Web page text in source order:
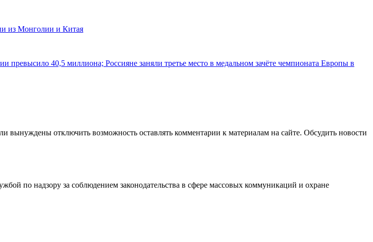
из Монголии и Китая
40,5 миллиона; Россияне заняли третье место в медальном зачёте чемпионата Европы в
отключить возможность оставлять комментарии к материалам на сайте. Обсудить новости
по надзору за соблюдением законодательства в сфере массовых коммуникаций и охране